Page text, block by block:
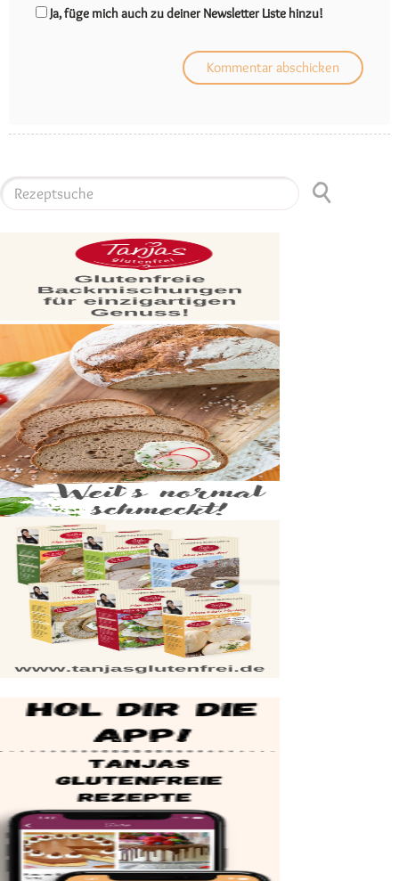
Ja, füge mich auch zu deiner Newsletter Liste hinzu!